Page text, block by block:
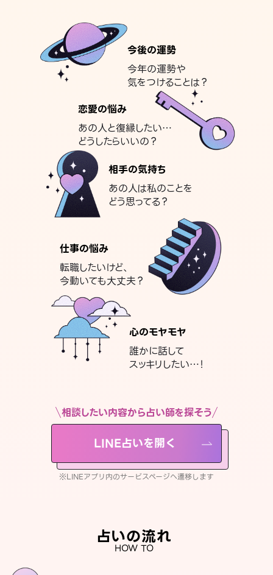
今後の運勢
今年の運勢や
気をつけることは？
恋愛の悩み
あの人と復縁したい…
どうしたらいいの？
相手の気持ち
あの人は私のことを
どう思ってる？
仕事の悩み
転職したいけど、
今動いても大丈夫？
心のモヤモヤ
誰かに話して
スッキリしたい…！
相談したい内容から占い師を探そう
LINE占いを開く
※LINEアプリ内のサービスページへ遷移します
占いの流れ
HOW TO